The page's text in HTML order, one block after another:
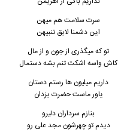
سرت سلامت هم میهن
این دشمنا لایق تنبیهن
تو که میگذری از جون و از مال
کاش واسه اشکت تنم بشه دستمال
داریم میلیون ها رستم دستان
یاور ماست حضرت یزدان
بنازم سرداران دلیرو
دیدم تو چهرشون مجد علی رو